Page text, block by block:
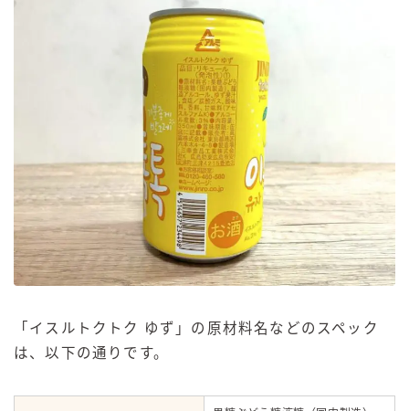
「 イスルトクトク ゆず」の原材料名などのスペック
は、以下の通りです。